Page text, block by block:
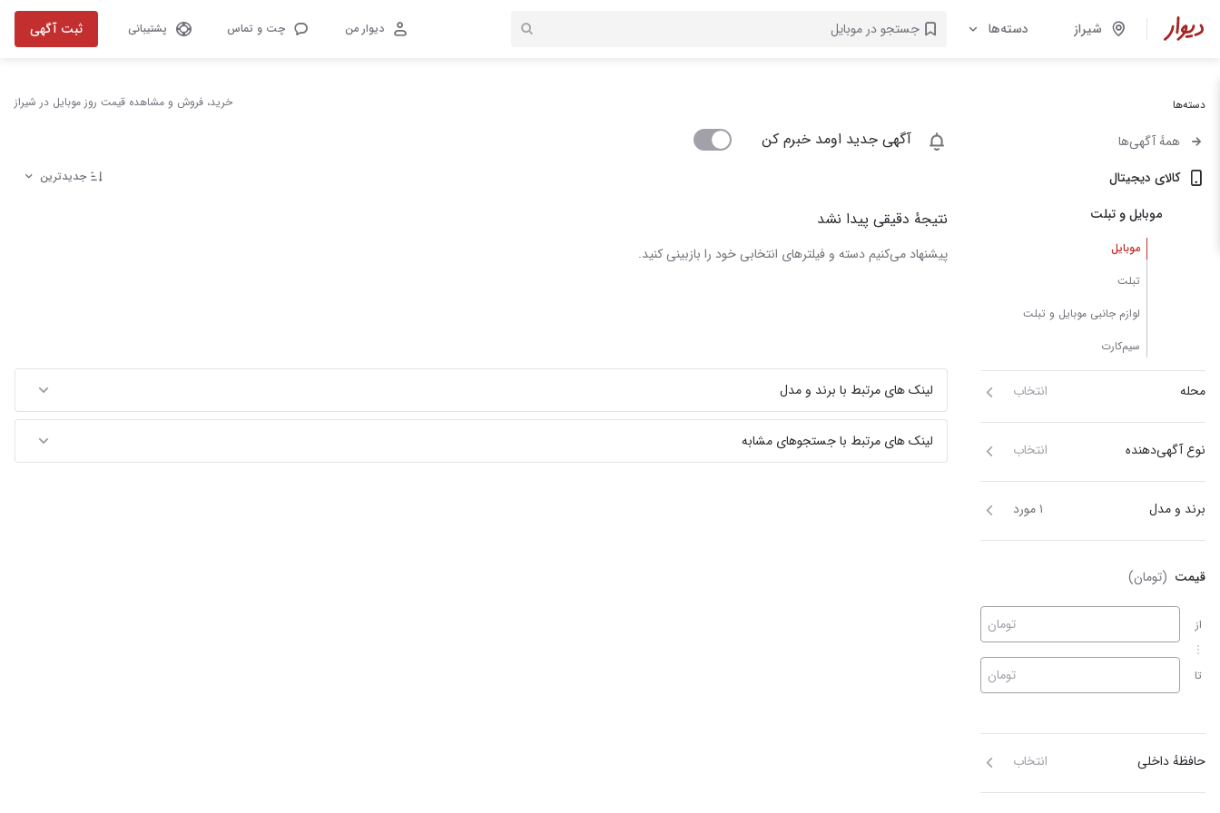
شیراز دسته‌ها دیوار من چت و تماس پشتیبانی ثبت آگهی
دسته‌ها
همهٔ آگهی‌ها
کالای دیجیتال
موبایل و تبلت
موبایل
تبلت
لوازم جانبی موبایل و تبلت
سیم‌کارت
محله انتخاب
نوع آگهی‌دهنده انتخاب
برند و مدل ۱ مورد
قیمت (تومان)
از
تا
تومان
تومان
حافظهٔ داخلی انتخاب
خرید، فروش و مشاهده قیمت روز موبایل در شیراز
آگهی جدید اومد خبرم کن
جدیدترین
نتیجهٔ دقیقی پیدا نشد
پیشنهاد می‌کنیم دسته و فیلترهای انتخابی خود را بازبینی کنید.
لینک های مرتبط با برند و مدل
لینک های مرتبط با جستجوهای مشابه